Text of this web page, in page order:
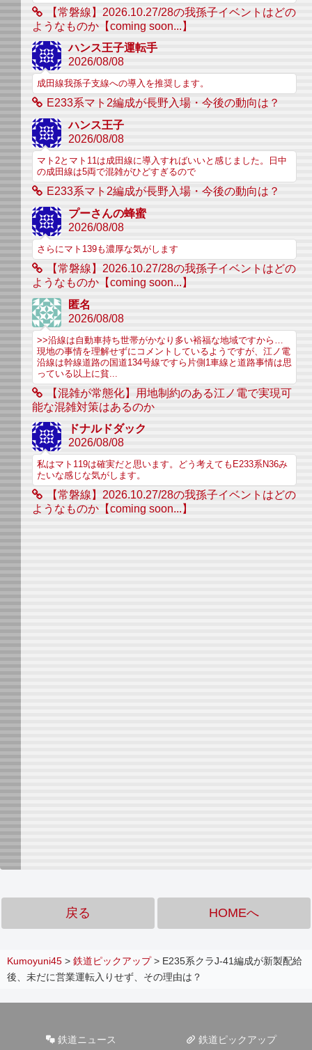
【常磐線】2026.10.27/28の我孫子イベントはどの
ようなものか【coming soon...】
ハンス王子運転手
2026/08/08
成田線我孫子支線への導入を推奨します。
E233系マト2編成が長野入場・今後の動向は？
ハンス王子
2026/08/08
マト2とマト11は成田線に導入すればいいと感じました。日中
の成田線は5両で混雑がひどすぎるので
E233系マト2編成が長野入場・今後の動向は？
プーさんの蜂蜜
2026/08/08
さらにマト139も濃厚な気がします
【常磐線】2026.10.27/28の我孫子イベントはどの
ようなものか【coming soon...】
匿名
2026/08/08
>>沿線は自動車持ち世帯がかなり多い裕福な地域ですから…
現地の事情を理解せずにコメントしているようですが、江ノ電
沿線は幹線道路の国道134号線ですら片側1車線と道路事情は思
っている以上に貧...
【混雑が常態化】用地制約のある江ノ電で実現可
能な混雑対策はあるのか
ドナルドダック
2026/08/08
私はマト119は確実だと思います。どう考えてもE233系N36み
たいな感じな気がします。
【常磐線】2026.10.27/28の我孫子イベントはどの
ようなものか【coming soon...】
戻る HOMEへ
Kumoyuni45 > 鉄道ピックアップ> E235系クラJ-41編成が新製配給
後、未だに営業運転入りせず、その理由は？
鉄道ニュース 鉄道ピックアップ